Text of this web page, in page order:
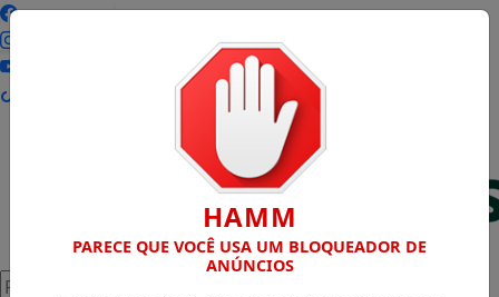
Pesquisar Notícia
HAMM
PARECE QUE VOCÊ USA UM BLOQUEADOR DE
ANÚNCIOS